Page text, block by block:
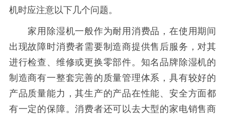
机时应注意以下几个问题。
家用除湿机一般作为耐用消费品，在使用期间
出现故障时消费者需要制造商提供售后服务，对其
进行检查、维修或更换零部件。知名品牌除湿机的
制造商有一整套完善的质量管理体系，具有较好的
产品质量能力，其生产的产品在性能、安全方面都
有一定的保障。消费者还可以去大型的家电销售商